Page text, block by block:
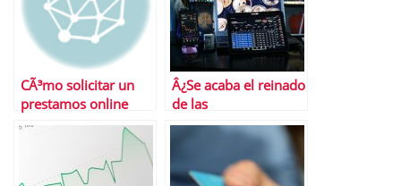
CÃ³mo solicitar un
prestamos online
Â¿Se acaba el reinado
de las
criptomonedas?